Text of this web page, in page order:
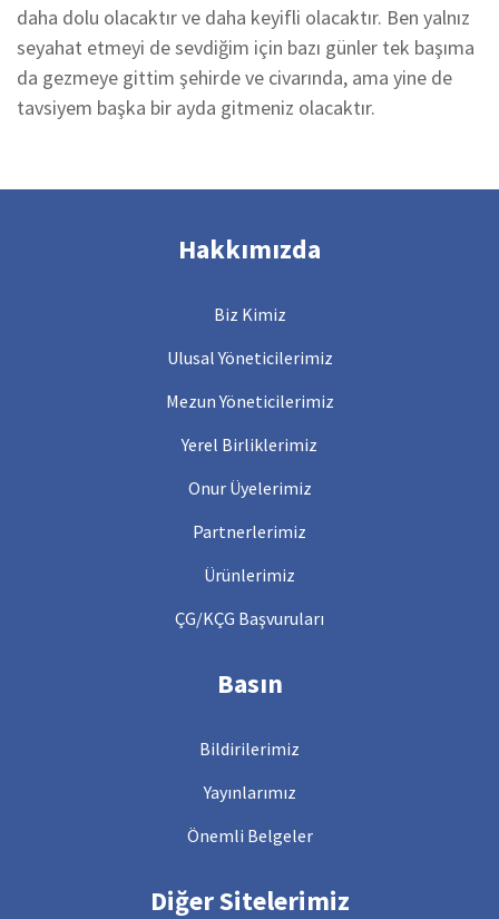
daha dolu olacaktır ve daha keyifli olacaktır. Ben yalnız
seyahat etmeyi de sevdiğim için bazı günler tek başıma
da gezmeye gittim şehirde ve civarında, ama yine de
tavsiyem başka bir ayda gitmeniz olacaktır.
Hakkımızda
Biz Kimiz
Ulusal Yöneticilerimiz
Mezun Yöneticilerimiz
Yerel Birliklerimiz
Onur Üyelerimiz
Partnerlerimiz
Ürünlerimiz
ÇG/KÇG Başvuruları
Basın
Bildirilerimiz
Yayınlarımız
Önemli Belgeler
Diğer Sitelerimiz